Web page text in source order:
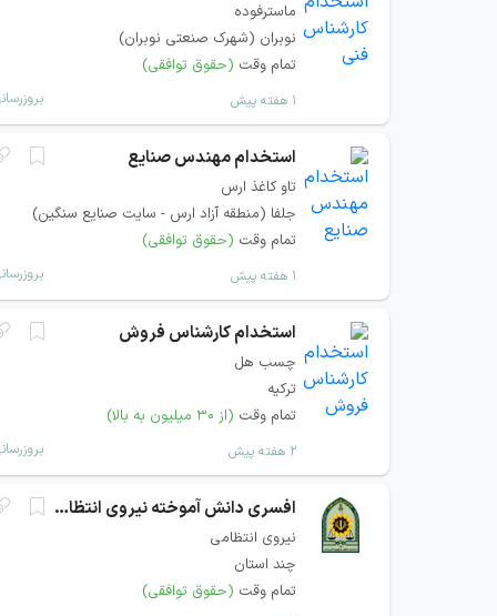
ماسترفوده
نوبران (شهرک صنعتی نوبران)
تمام وقت (حقوق توافقی)
۱ هفته پیش
استخدام مهندس صنایع
تاو کاغذ ارس
جلفا (منطقه آزاد ارس - سایت صنایع سنگین)
تمام وقت (حقوق توافقی)
۱ هفته پیش
استخدام کارشناس فروش
چسب هل
ترکیه
تمام وقت (از ۳۰ میلیون به بالا)
۲ هفته پیش
افسری دانش آموخته نیروی انتظامی
نیروی انتظامی
چند استان
تمام وقت (حقوق توافقی)